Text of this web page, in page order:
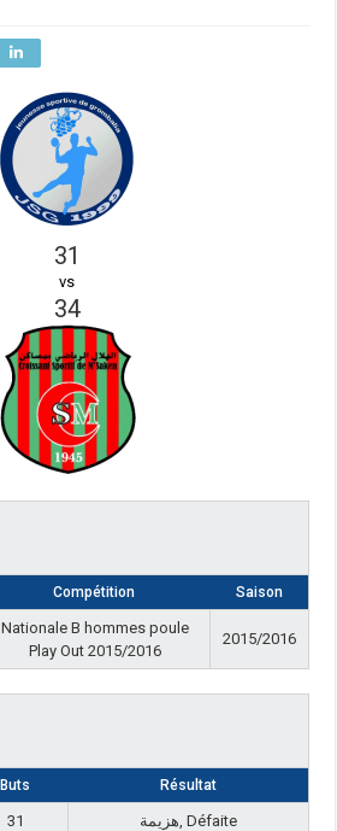
31
vs
34
Compétition Saison
Nationale B hommes poule
Play Out 2015/2016
2015/2016
Buts Résultat
31
هزيمة, Défaite